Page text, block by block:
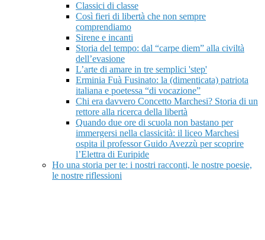
Classici di classe
Così fieri di libertà che non sempre
comprendiamo
Sirene e incanti
Storia del tempo: dal “carpe diem” alla civiltà
dell’evasione
L’arte di amare in tre semplici 'step'
Erminia Fuà Fusinato: la (dimenticata) patriota
italiana e poetessa “di vocazione”
Chi era davvero Concetto Marchesi? Storia di un
rettore alla ricerca della libertà
Quando due ore di scuola non bastano per
immergersi nella classicità: il liceo Marchesi
ospita il professor Guido Avezzù per scoprire
l’Elettra di Euripide
Ho una storia per te: i nostri racconti, le nostre poesie,
le nostre riflessioni